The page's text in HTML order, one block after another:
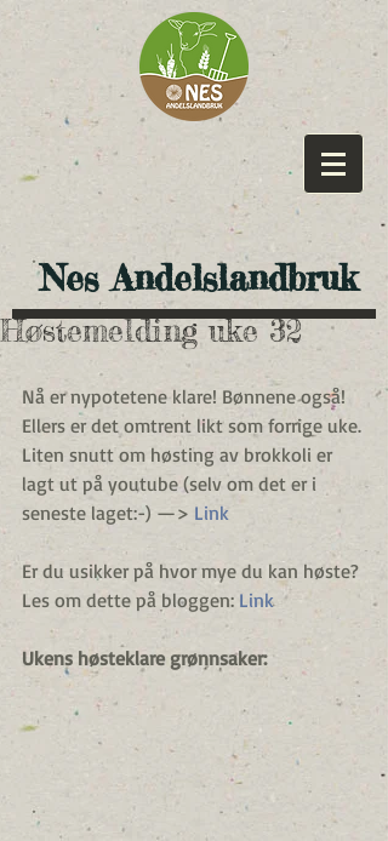
Andelslandbruk
Høstemelding uke 32
Nå er nypotetene klare! Bønnene også!
Ellers er det omtrent likt som forrige uke.
Liten snutt om høsting av brokkoli er
lagt ut på youtube (selv om det er i
seneste laget:-) —> Link
Er du usikker på hvor mye du kan høste?
Les om dette på bloggen: Link
Ukens høsteklare grønnsaker: